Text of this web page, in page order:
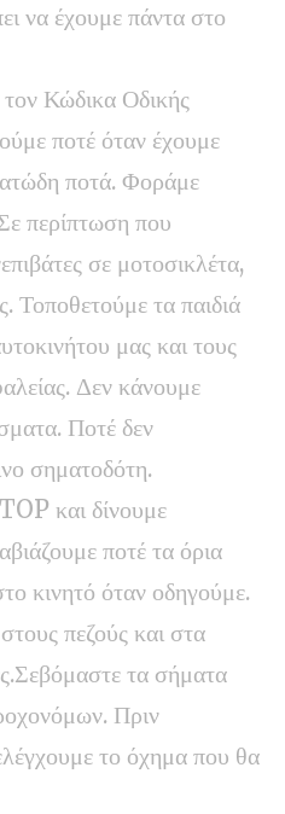
να έχουμε πάντα στο
Κώδικα Οδικής
ποτέ όταν έχουμε
ποτά. Φοράμε
περίπτωση που
σε μοτοσικλέτα,
Τοποθετούμε τα παιδιά
μας και τους
Δεν κάνουμε
Ποτέ δεν
σηματοδότη.
και δίνουμε
ποτέ τα όρια
κινητό όταν οδηγούμε.
πεζούς και στα
τα σήματα
Πριν
το όχημα που θα